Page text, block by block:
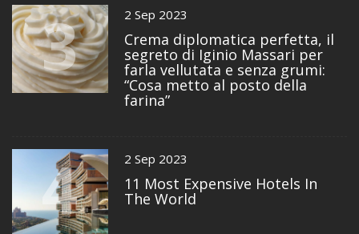
3 2 Sep 2023
Crema diplomatica perfetta, il
segreto di Iginio Massari per
farla vellutata e senza grumi:
“Cosa metto al posto della
farina”
4 2 Sep 2023
11 Most Expensive Hotels In
The World